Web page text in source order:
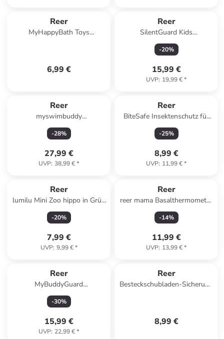
Reer
MyHappyBath Toys
6,99 €
Reer
SilentGuard Kids
Kapselgehörschutz,rosa in
Rosa ab 2 Jahre
-20%
15,99 €
UVP: 19,99 €*
Reer
myswimbuddy
Schwimmlernweste S in Rot
ab 15 Monate
-28%
27,99 €
UVP: 38,99 €*
Reer
BiteSafe Insektenschutz für
Kinder- und Reisebett, weiß in
Weiß ab 0 Monate
-25%
8,99 €
UVP: 11,99 €*
Reer
lumilu Mini Zoo hippo in Grün
ab 0 Monate
-20%
7,99 €
UVP: 9,99 €*
Reer
reer mama Basalthermometer
in Weiß ab 18 Jahre
-14%
11,99 €
UVP: 13,99 €*
Reer
MyBuddyGuard
Straßenwarnschild in Gelb ab
2 Jahre
-30%
15,99 €
UVP: 22,99 €*
Reer
Besteckschubladen-Sicherung
8,99 €